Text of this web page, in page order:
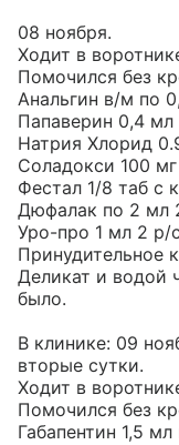
08 ноября.
Ходит в
Помочился без
Анальгин в/м по
Папаверин 0,4
Натрия Хлорид
Соладокси 100
Фестал 1/8 таб с
Дюфалак по 2 мл
Уро-про 1 мл 2 р/
Принудительное
Деликат и водой
было.
В клинике: 09
вторые сутки.
Ходит в
Помочился без
Габапентин 1,5